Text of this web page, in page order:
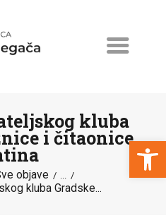
Open toolbar
kluba
i čitaonice
objave ...
kluba Gradske...